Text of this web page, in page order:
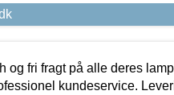
og fri fragt på alle deres
kundeservice.